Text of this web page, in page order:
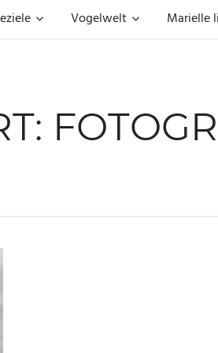
Vogelwelt Marielle